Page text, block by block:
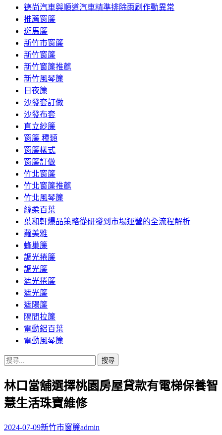
德尚汽車與順道汽車精準排除雨刷作動異常
推薦窗簾
斑馬簾
新竹市窗簾
新竹窗簾
新竹窗簾推薦
新竹風琴簾
日夜簾
沙發套訂做
沙發布套
直立紗簾
窗簾 種類
窗簾樣式
窗簾訂做
竹北窗簾
竹北窗簾推薦
竹北風琴簾
絲柔百葉
葉和軒爆品策略從研發到市場運營的全流程解析
蘿美雅
蜂巢簾
調光捲簾
調光簾
遮光捲簾
遮光簾
遮陽簾
隔間拉簾
電動鋁百葉
電動風琴簾
搜
關
鍵
字:
林口當舖選擇桃園房屋貸款有電梯保養智
慧生活珠寶維修
2024-07-09新竹市窗簾admin